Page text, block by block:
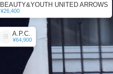
BEAUTY&YOUTH UNITED ARROWS
¥26,400
A.P.C.
¥64,900